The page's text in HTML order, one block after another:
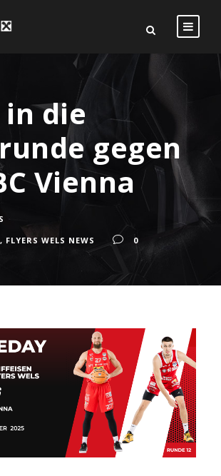
die
gegen
Vienna
, FLYERS WELS NEWS 0